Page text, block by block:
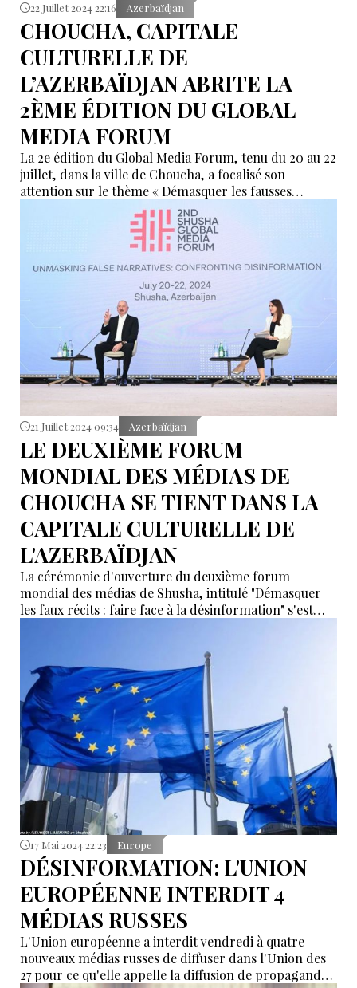
22 Juillet 2024 22:16 Azerbaïdjan
CHOUCHA, CAPITALE
CULTURELLE DE
L’AZERBAÏDJAN ABRITE LA
2ÈME ÉDITION DU GLOBAL
MEDIA FORUM
La 2e édition du Global Media Forum, tenu du 20 au 22
juillet, dans la ville de Choucha, a focalisé son
attention sur le thème « Démasquer les fausses
informations : lutte contre la désinformation ». Un
évènement qui coïncide avec le 149ème anniversaire
de la presse nationale azerbaïdjanaise, et qui aurait
mérité une audience plus large.
21 Juillet 2024 09:34 Azerbaïdjan
LE DEUXIÈME FORUM
MONDIAL DES MÉDIAS DE
CHOUCHA SE TIENT DANS LA
CAPITALE CULTURELLE DE
L'AZERBAÏDJAN
La cérémonie d'ouverture du deuxième forum
mondial des médias de Shusha, intitulé "Démasquer
les faux récits : faire face à la désinformation" s'est
17 Mai 2024 22:23 Europe
DÉSINFORMATION: L'UNION
EUROPÉENNE INTERDIT 4
MÉDIAS RUSSES
L'Union européenne a interdit vendredi à quatre
nouveaux médias russes de diffuser dans l'Union des
27 pour ce qu'elle appelle la diffusion de propagande